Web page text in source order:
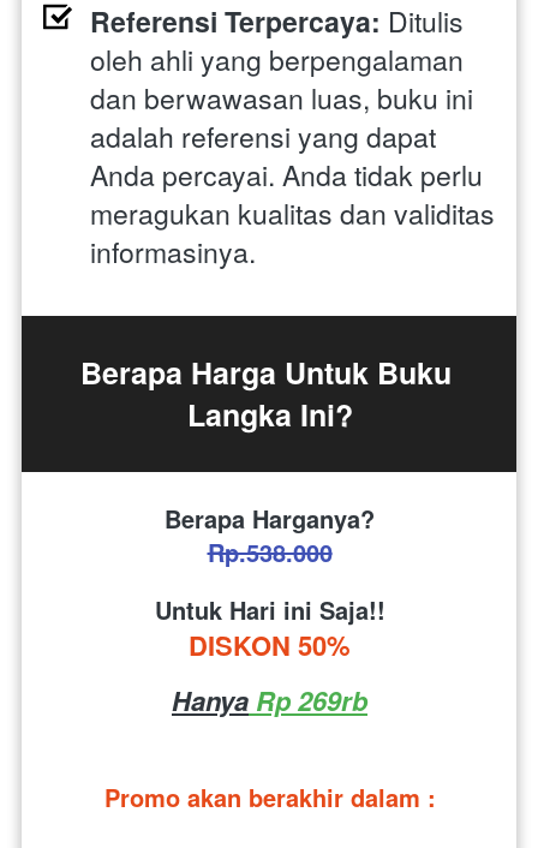
Referensi Terpercaya: Ditulis
oleh ahli yang berpengalaman
dan berwawasan luas, buku ini
adalah referensi yang dapat
Anda percayai. Anda tidak perlu
meragukan kualitas dan validitas
informasinya.
Berapa Harga Untuk Buku
Langka Ini?
Berapa Harganya?
Rp.538.000
Untuk Hari ini Saja!!
DISKON 50%
Hanya Rp 269rb
Promo akan berakhir dalam :